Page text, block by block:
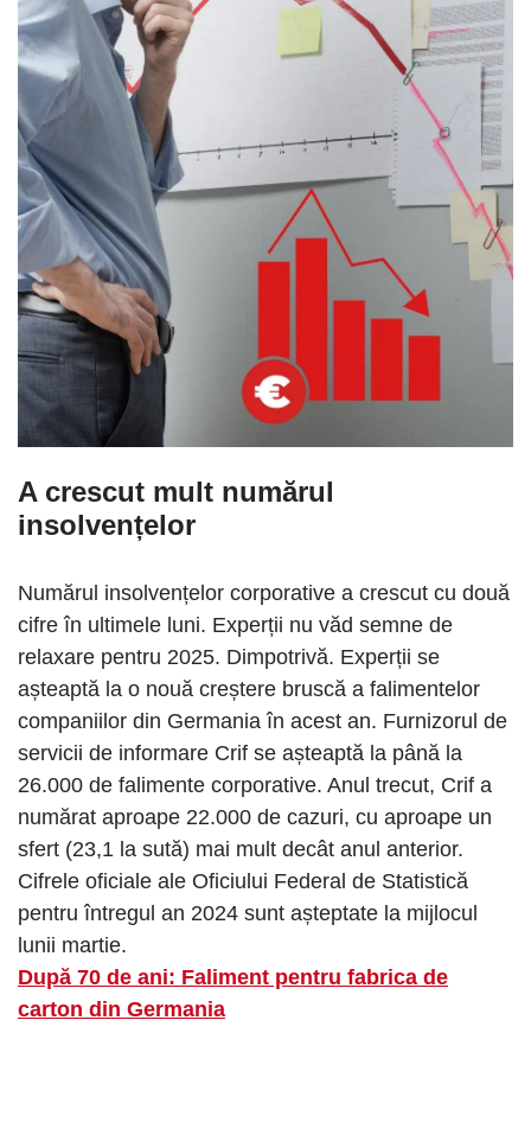
A crescut mult numărul
insolvențelor
Numărul insolvențelor corporative a crescut cu două
cifre în ultimele luni. Experții nu văd semne de
relaxare pentru 2025. Dimpotrivă. Experții se
așteaptă la o nouă creștere bruscă a falimentelor
companiilor din Germania în acest an. Furnizorul de
servicii de informare Crif se așteaptă la până la
26.000 de falimente corporative. Anul trecut, Crif a
numărat aproape 22.000 de cazuri, cu aproape un
sfert (23,1 la sută) mai mult decât anul anterior.
Cifrele oficiale ale Oficiului Federal de Statistică
pentru întregul an 2024 sunt așteptate la mijlocul
lunii martie.
După 70 de ani: Faliment pentru fabrica de
carton din Germania